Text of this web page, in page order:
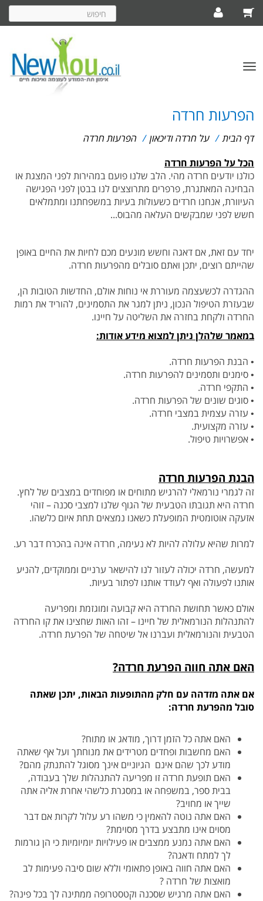
חיפוש
באתר
פתח/סגור
הפרעות חרדה
דף הבית / על חרדה ודיכאון / הפרעות חרדה
הכל על הפרעות חרדה
כולנו יודעים חרדה מהי. הלב שלנו פועם במהירות לפני המצגת או
הבחינה המאתגרת, פרפרים מתרוצצים לנו בבטן לפני הפגישה
העיוורת, אנחנו חרדים כשעולות בעיות במשפחתנו ומתמלאים
חשש לפני שמבקשים העלאה מהבוס...
יחד עם זאת, אם דאגה וחשש מונעים מכם לחיות את החיים באופן
שהייתם רוצים, יתכן ואתם סובלים מהפרעות חרדה.
ההגדרה לכשעצמה מעוררת אי נוחות אולם, החדשות הטובות הן,
שבעזרת הטיפול הנכון, ניתן למגר את התסמינים, להוריד את רמות
החרדה ולקחת בחזרה את השליטה על חיינו.
במאמר שלהלן ניתן למצוא מידע אודות:
• הבנת הפרעות חרדה.
• סימנים ותסמינים להפרעות חרדה.
• התקפי חרדה.
• סוגים שונים של הפרעות חרדה.
• עזרה עצמית במצבי חרדה.
• עזרה מקצועית.
• אפשרויות טיפול.
הבנת הפרעות חרדה
זה לגמרי נורמאלי להרגיש מתוחים או מפוחדים במצבים של לחץ.
חרדה היא תגובתו הטבעית של הגוף שלנו למצבי סכנה – זוהי
אזעקה אוטומטית המופעלת כשאנו נמצאים תחת איום כלשהו.
למרות שהיא עלולה להיות לא נעימה, חרדה אינה בהכרח דבר רע.
למעשה, חרדה יכולה לעזור לנו להישאר ערניים וממוקדים, להניע
אותנו לפעולה ואף לעודדאותנו לפתור בעיות.
אולם כאשר תחושת החרדה היא קבועה ומוגזמת ומפריעה
להתנהלות הנורמאלית של חיינו – זהו האות שחצינו את קו החרדה
הטבעית והנורמאלית ועברנו אל שיטחה של הפרעת חרדה.
האם אתה חווה הפרעת חרדה?
אם אתה מזדהה עם חלק מהתופעות הבאות, יתכן שאתה
סובל מהפרעת חרדה:
האם אתה כל הזמן דרוך, מודאג או מתוח?
האם מחשבות ופחדים מטרידים את מנוחתך ועל אף שאתה
מודע לכך שהם אינם הגיוניים אינך מסוגל להתנתק מהם?
האם תופעת חרדה זו מפריעה להתנהלות שלך בעבודה,
בבית ספר, במשפחה או במסגרת כלשהי אחרת אליה אתה
שייך או מחויב?
האם אתה נוטה להאמין כי משהו רע עלול לקרות אם דבר
מסוים אינו מתבצע בדרך מסוימת?
האם אתה נמנע ממצבים או פעילויות יומיומיות כי הן גורמות
לך למתח ודאגה?
האם אתה חווה באופן פתאומי וללא שום סיבה פעימות לב
מואצות של חרדה ?
האם אתה מרגיש שסכנה וקטסטרופה ממתינה לך בכל פינה?